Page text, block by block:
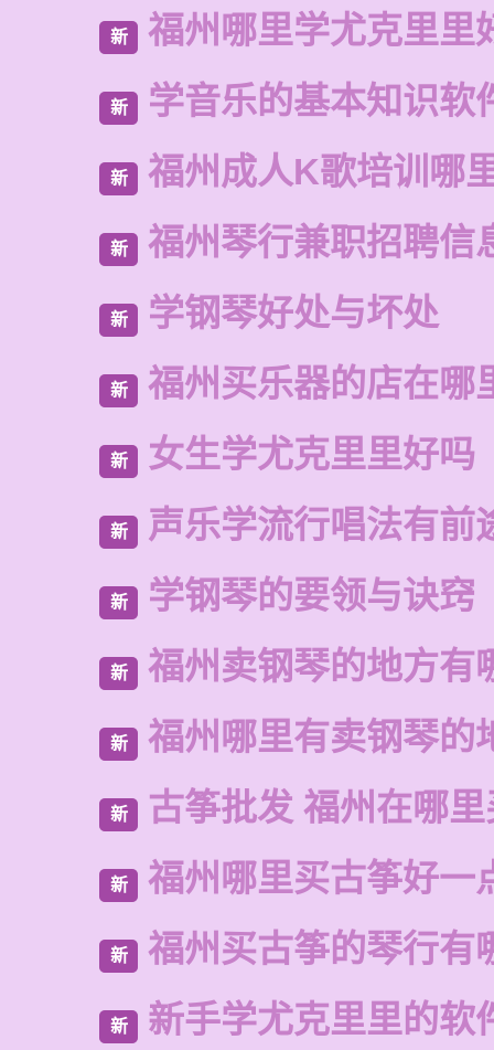
新 福州哪里学尤克里里
新 学音乐的基本知识软
新 福州成人K歌培训哪
新 福州琴行兼职招聘信
新 学钢琴好处与坏处
新 福州买乐器的店在哪
新 女生学尤克里里好吗
新 声乐学流行唱法有前
新 学钢琴的要领与诀窍
新 福州卖钢琴的地方有
新 福州哪里有卖钢琴的
新 古筝批发 福州在哪
新 福州哪里买古筝好一
新 福州买古筝的琴行有
新 新手学尤克里里的软